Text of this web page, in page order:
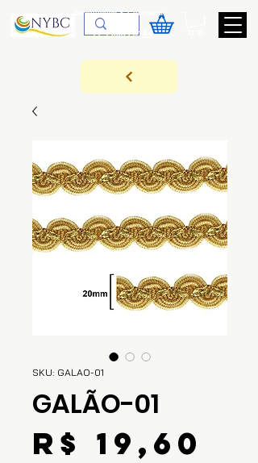
Devoluções & Cobrança
11-9-3089-3144
SKU: GALAO-01
GALÃO-01
R$ 19,60